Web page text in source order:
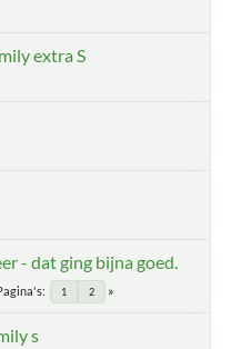
extra S
- dat ging bijna goed.
1 2
s